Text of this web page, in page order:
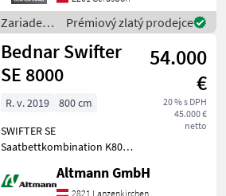
Rohrstabwalze
(Durchmesser 470mm) und
Flachstabwalze (D
Zariadenia
na
obrábanie
pôdy /
Bednar
Prémiový zlatý prodejce
Bednar Swifter
SE 8000
54.000
€
20 % s DPH
45.000 €
netto
R. v. 2019
800 cm
SWIFTER SE
Saatbettkombination K80
Crossboard VordereAltmann GmbH
2821 Lanzenkirchen